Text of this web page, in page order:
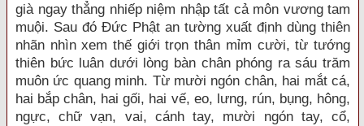
già ngay thẳng nhiếp niệm nhập tất cả môn vương tam
muội. Sau đó Đức Phật an tường xuất định dùng thiên
nhãn nhìn xem thế giới trọn thân mỉm cười, từ tướng
thiên bức luân dưới lòng bàn chân phóng ra sáu trăm
muôn ức quang minh. Từ mười ngón chân, hai mắt cá,
hai bắp chân, hai gối, hai vế, eo, lưng, rún, bụng, hông,
ngực, chữ vạn, vai, cánh tay, mười ngón tay, cổ,